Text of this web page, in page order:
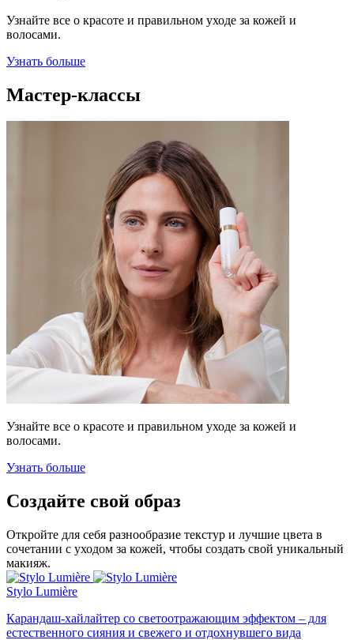
Узнайте все о красоте и правильном уходе за кожей и
волосами.
Узнать больше
Мастер-классы
Узнайте все о красоте и правильном уходе за кожей и
волосами.
Узнать больше
Создайте свой образ
Откройте для себя разнообразие текстур и лучшие цвета в
сочетании с уходом за кожей, чтобы создать свой уникальный
макияж.
Stylo Lumière
Карандаш-хайлайтер со светоотражающим эффектом – для
естественного сияния и свежего и отдохнувшего вида